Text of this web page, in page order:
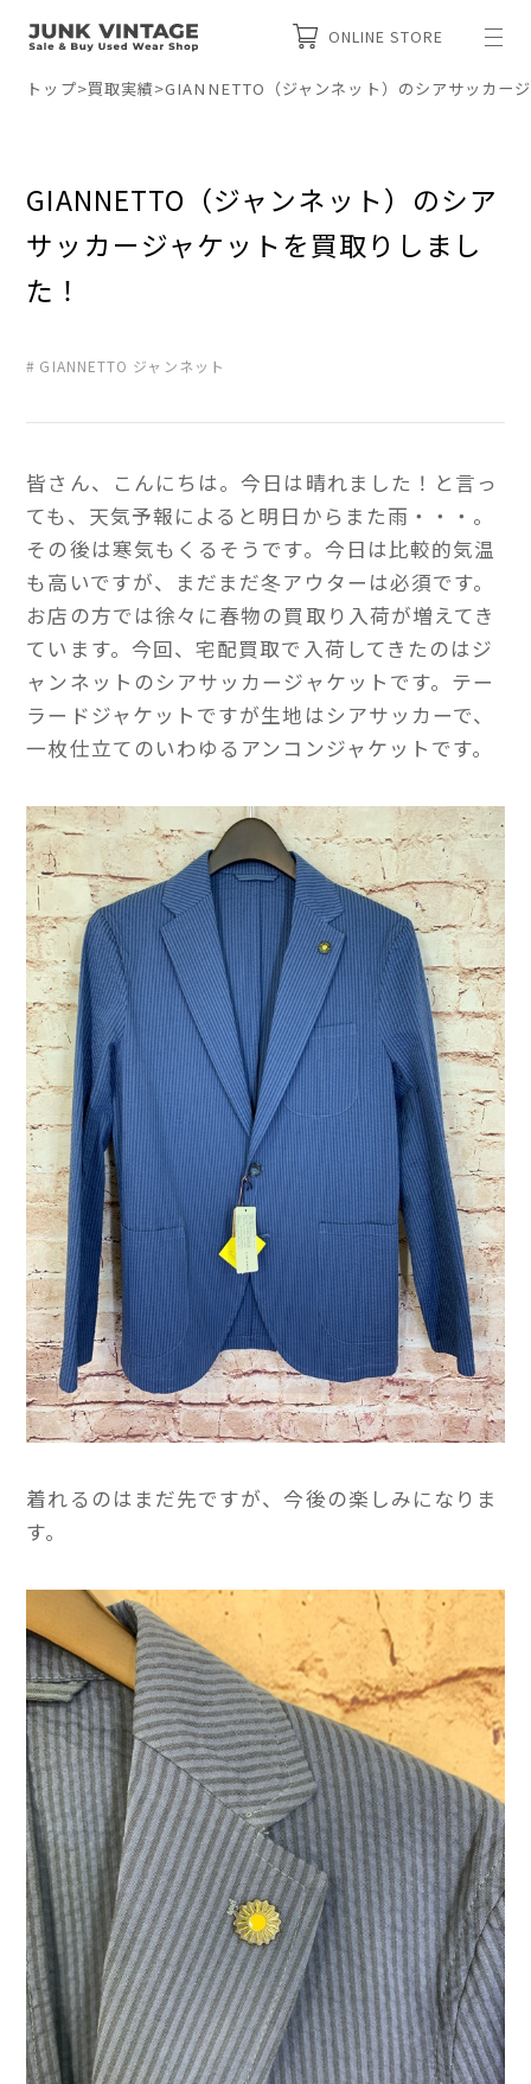
ONLINE STORE
トップ>買取実績>GIANNETTO（ジャンネット）のシアサッカー
GIANNETTO（ジャンネット）のシア
サッカージャケットを買取りしまし
た！
GIANNETTO ジャンネット
皆さん、こんにちは。今日は晴れました！と言っ
ても、天気予報によると明日からまた雨・・・。
その後は寒気もくるそうです。今日は比較的気温
も高いですが、まだまだ冬アウターは必須です。
お店の方では徐々に春物の買取り入荷が増えてき
ています。今回、宅配買取で入荷してきたのはジ
ャンネットのシアサッカージャケットです。テー
ラードジャケットですが生地はシアサッカーで、
一枚仕立てのいわゆるアンコンジャケットです。
着れるのはまだ先ですが、今後の楽しみになりま
す。